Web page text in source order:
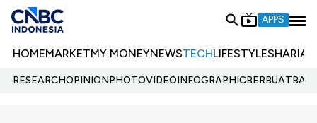
APPS
HOMEMARKETMY MONEYNEWSTECHLIFESTYLESHARIA
RESEARCHOPINIONPHOTOVIDEOINFOGRAPHIC